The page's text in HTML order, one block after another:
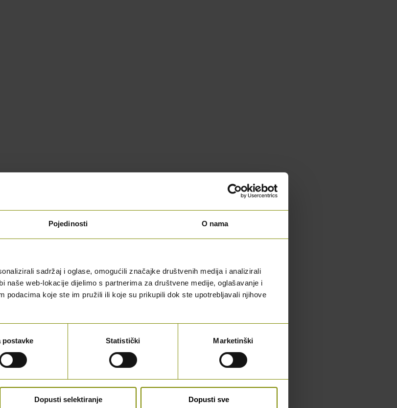
Pojedinosti O nama
sadržaj i oglase, omogućili značajke društvenih medija i analizirali
naše web-lokacije dijelimo s partnerima za društvene medije, oglašavanje i
podacima koje ste im pružili ili koje su prikupili dok ste upotrebljavali njihove
postavke Statistički Marketinški
Dopusti selektiranje Dopusti sve